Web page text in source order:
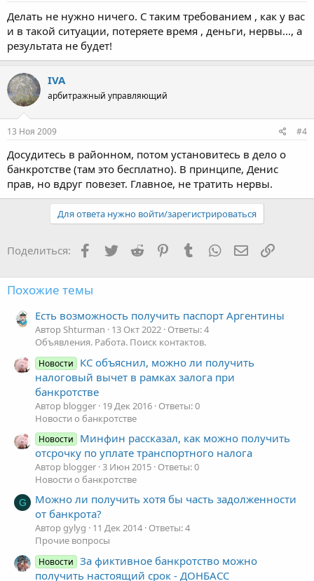
Делать не нужно ничего. С таким требованием , как у вас
и в такой ситуации, потеряете время , деньги, нервы..., а
результата не будет!
IVA
арбитражный управляющий
13 Ноя 2009 #4
Досудитесь в районном, потом установитесь в дело о
банкротстве (там это бесплатно). В принципе, Денис
прав, но вдруг повезет. Главное, не тратить нервы.
Для ответа нужно войти/зарегистрироваться
Поделиться: Facebook
TwitterReddit PinterestTumblr WhatsApp Ссылка
Похожие темы
Есть возможность получить паспорт Аргентины
Автор Shturman 13 Окт 2022 Ответы: 4
Объявления. Работа. Поиск контактов.
Новости
КС объяснил, можно ли получить
налоговый вычет в рамках залога при
банкротстве
Автор blogger 19 Дек 2016 Ответы: 0
Новости о банкротстве
Новости
Минфин рассказал, как можно получить
отсрочку по уплате транспортного налога
Автор blogger 3 Июн 2015 Ответы: 0
Новости о банкротстве
G
Можно ли получить хотя бы часть задолженности
от банкрота?
Автор gylyg 11 Дек 2014 Ответы: 4
Прочие вопросы
Новости
За фиктивное банкротство можно
получить настоящий срок - ДОНБАСС